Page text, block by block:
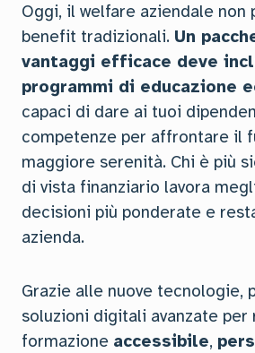
Oggi, il welfare aziendale non
benefit tradizionali. Un
vantaggi efficace deve
programmi di educazione
capaci di dare ai tuoi
competenze per affrontare il
maggiore serenità. Chi è più
di vista finanziario lavora
decisioni più ponderate e
azienda.
Grazie alle nuove tecnologie,
soluzioni digitali avanzate per
formazione accessibile,